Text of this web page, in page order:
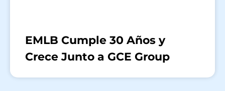
EMLB Cumple 30 Años y
Crece Junto a GCE Group